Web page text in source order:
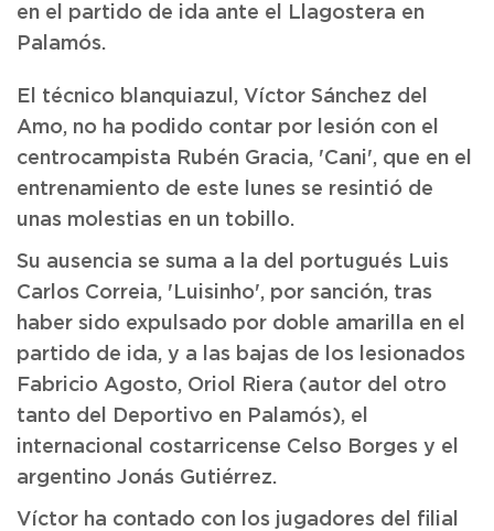
en el partido de ida ante el Llagostera en
Palamós.
El técnico blanquiazul, Víctor Sánchez del
Amo, no ha podido contar por lesión con el
centrocampista Rubén Gracia, 'Cani', que en el
entrenamiento de este lunes se resintió de
unas molestias en un tobillo.
Su ausencia se suma a la del portugués Luis
Carlos Correia, 'Luisinho', por sanción, tras
haber sido expulsado por doble amarilla en el
partido de ida, y a las bajas de los lesionados
Fabricio Agosto, Oriol Riera (autor del otro
tanto del Deportivo en Palamós), el
internacional costarricense Celso Borges y el
argentino Jonás Gutiérrez.
Víctor ha contado con los jugadores del filial